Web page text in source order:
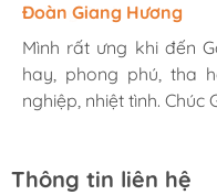
Hương Suri
Mình rất ưng khi đến
hay, phong phú, tha
nghiệp, nhiệt tình.
Đoàn Giang Hương
Mình rất ưng khi đến
hay, phong phú, tha
nghiệp, nhiệt tình.
Ngọc Anh
Mình rất ưng khi đến
hay, phong phú, tha
nghiệp, nhiệt tình.
Thông tin liên hệ